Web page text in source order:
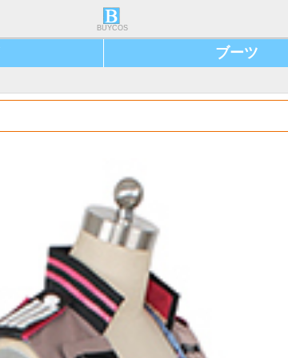
BUYCOS
ブーツ